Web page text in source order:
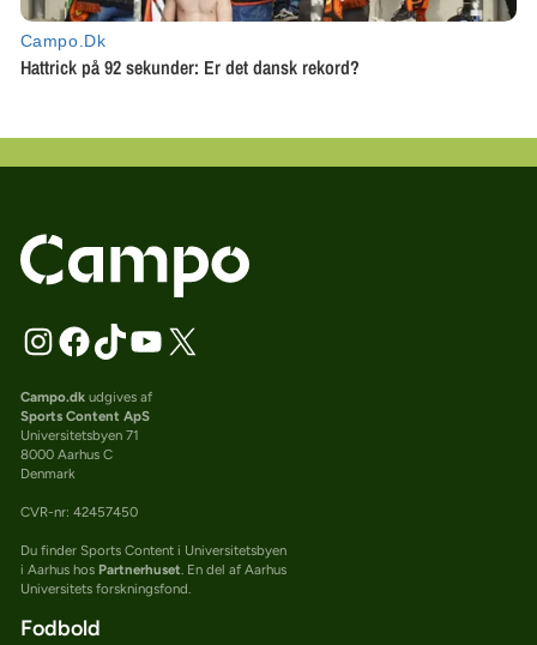
Campo.dkudgives af
Sports Content ApS
Universitetsbyen 71
8000 Aarhus C
Denmark
CVR-nr: 42457450
Du finder Sports Content i Universitetsbyen
i Aarhus hos Partnerhuset . En del af Aarhus
Universitets forskningsfond.
Fodbold